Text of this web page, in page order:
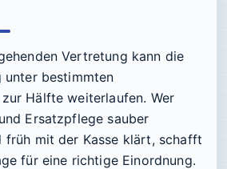
Vertretung kann die
unter bestimmten
Hälfte weiterlaufen. Wer
Ersatzpflege sauber
früh mit der Kasse klärt, schafft
für eine richtige Einordnung.